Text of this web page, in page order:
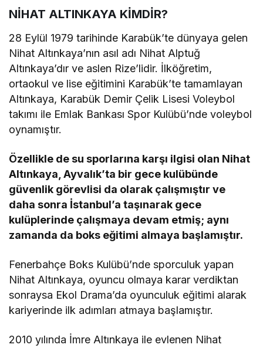
NİHAT ALTINKAYA KİMDİR?
28 Eylül 1979 tarihinde Karabük’te dünyaya gelen
Nihat Altınkaya’nın asıl adı Nihat Alptuğ
Altınkaya’dır ve aslen Rize’lidir. İlköğretim,
ortaokul ve lise eğitimini Karabük’te tamamlayan
Altınkaya, Karabük Demir Çelik Lisesi Voleybol
takımı ile Emlak Bankası Spor Kulübü’nde voleybol
oynamıştır.
Özellikle de su sporlarına karşı ilgisi olan Nihat
Altınkaya, Ayvalık’ta bir gece kulübünde
güvenlik görevlisi da olarak çalışmıştır ve
daha sonra İstanbul’a taşınarak gece
kulüplerinde çalışmaya devam etmiş; aynı
zamanda da boks eğitimi almaya başlamıştır.
Fenerbahçe Boks Kulübü’nde sporculuk yapan
Nihat Altınkaya, oyuncu olmaya karar verdiktan
sonraysa Ekol Drama’da oyunculuk eğitimi alarak
kariyerinde ilk adımları atmaya başlamıştır.
2010 yılında İmre Altınkaya ile evlenen Nihat